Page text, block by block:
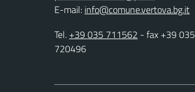
E-mail: info@comune.vertova.bg.it
Tel. +39 035 711562 - fax +39 035
720496